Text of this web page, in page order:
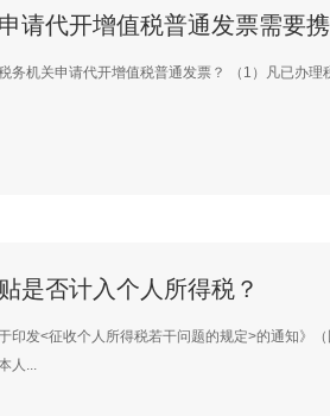
请代开增值税普通发票需要
务机关申请代开增值税普通发票？ （1）凡已办
是否计入个人所得税？
印发<征收个人所得税若干问题的规定>的通知》
人...